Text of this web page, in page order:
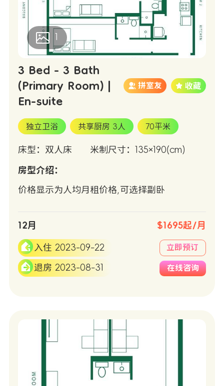
3 Bed - 3 Bath
(Primary Room) |
En-suite
拼室友
独立卫浴 共享厨房 3人 70平米
床型：双人床 米制尺寸：135×190(cm)
房型介绍：
价格显示为人均月租价格,可选择副卧
12月 $1695起/月
入住 2023-09-22
退房 2023-08-31
立即预订
在线咨询